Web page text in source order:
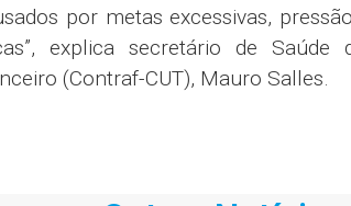
por metas excessivas,
explica secretário de Saúde
(Contraf-CUT), Mauro Salles.